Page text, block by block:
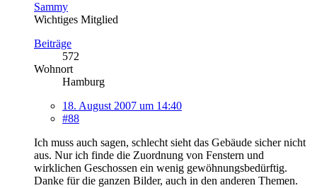
Sammy
Wichtiges Mitglied
Beiträge
572
Wohnort
Hamburg
18. August 2007 um 14:40
#88
Ich muss auch sagen, schlecht sieht das Gebäude sicher nicht
aus. Nur ich finde die Zuordnung von Fenstern und
wirklichen Geschossen ein wenig gewöhnungsbedürftig.
Danke für die ganzen Bilder, auch in den anderen Themen.